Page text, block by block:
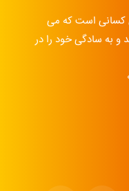
کسانی است که می
و به سادگی خود را در